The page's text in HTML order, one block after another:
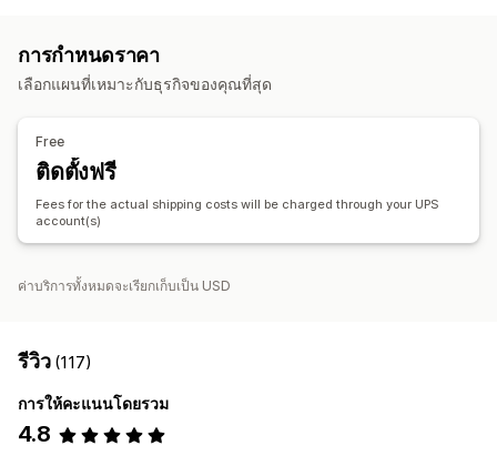
การจัดการการจัดส่ง
การแจ้งเตือนทางอีเมล
การกำหนดราคา
เลือกแผนที่เหมาะกับธุรกิจของคุณที่สุด
Free
ติดตั้งฟรี
Fees for the actual shipping costs will be charged through your UPS
account(s)
ค่าบริการทั้งหมดจะเรียกเก็บเป็น USD
รีวิว (117)
การให้คะแนนโดยรวม
4.8